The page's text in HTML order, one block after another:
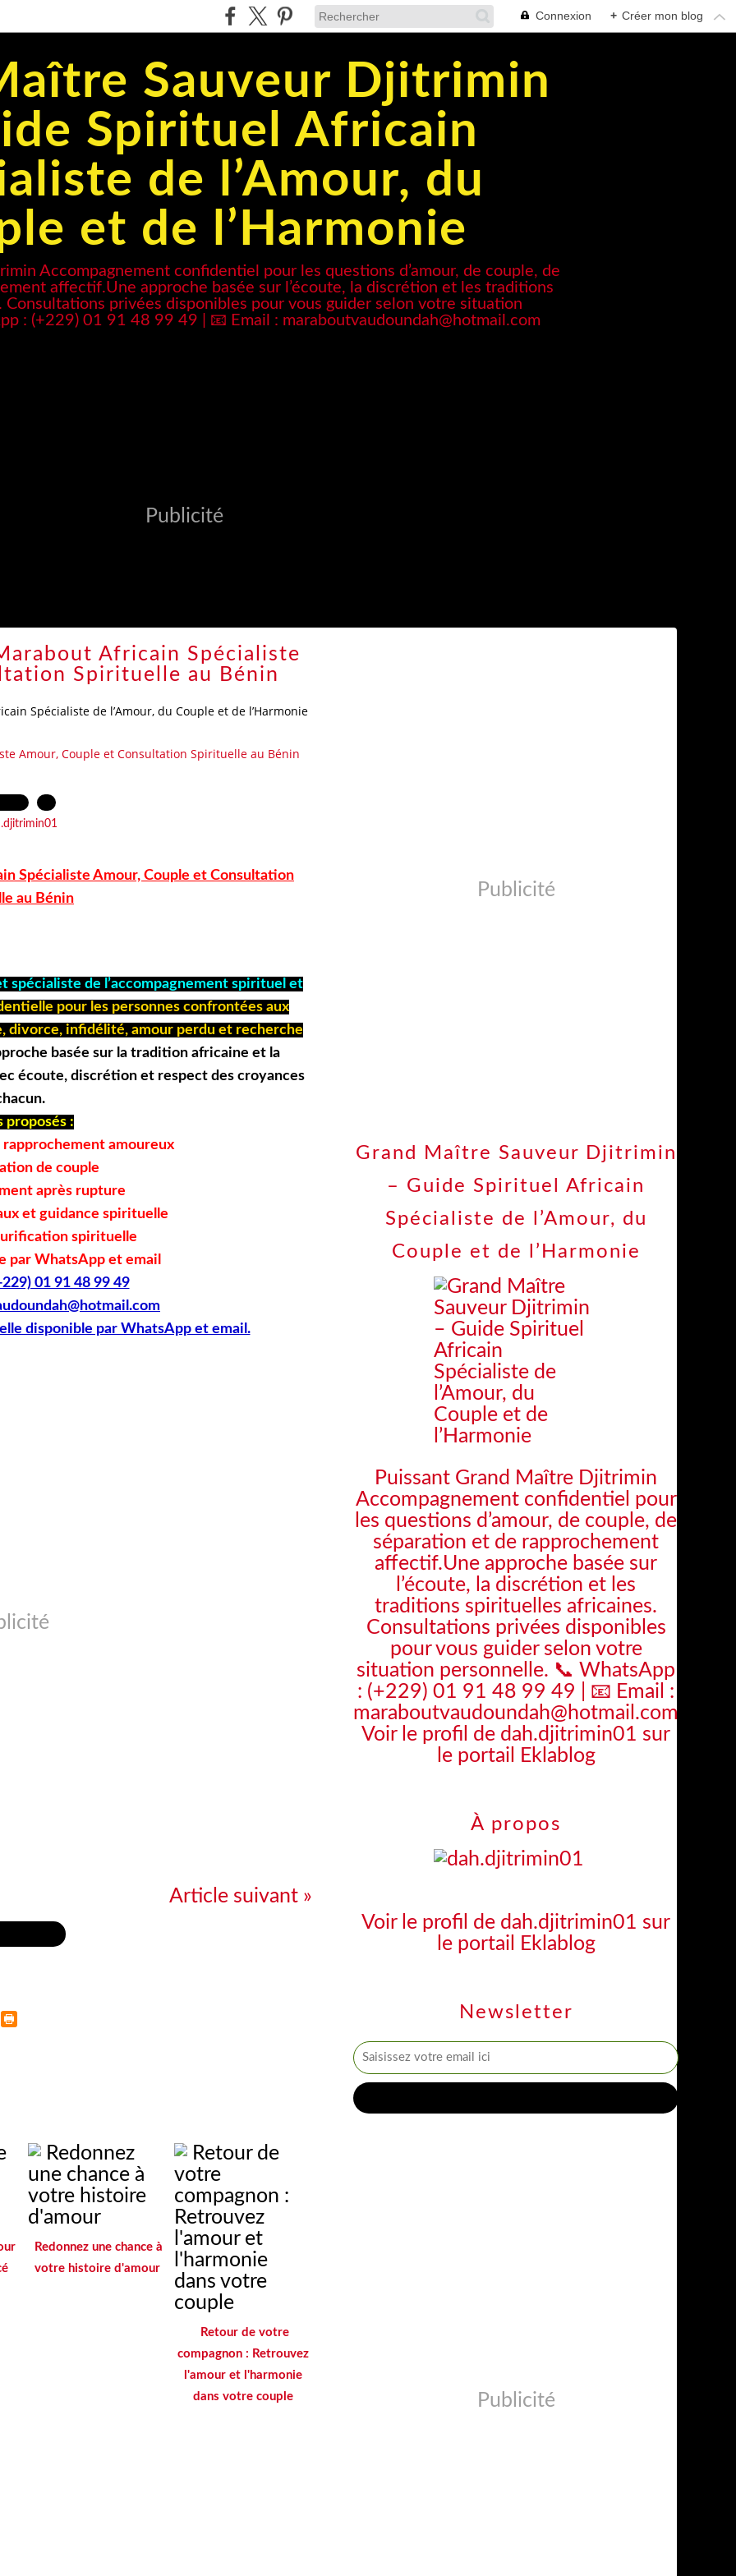
Connexion + Créer mon blog
Sauveur Djitrimin
Spirituel Africain
de l’Amour, du
et de l’Harmonie
Accompagnement confidentiel pour les questions d’amour, de couple, de
affectif.Une approche basée sur l’écoute, la discrétion et les traditions
privées disponibles pour vous guider selon votre situation
: (+229) 01 91 48 99 49 | 📧 Email : maraboutvaudoundah@hotmail.com
Publicité
Africain Spécialiste
Spirituelle au Bénin
Spécialiste de l’Amour, du Couple et de l’Harmonie
Amour, Couple et Consultation Spirituelle au Bénin
Spécialiste Amour, Couple et Consultation
au Bénin
de l’accompagnement spirituel et
pour les personnes confrontées aux
divorce, infidélité, amour perdu et recherche
basée sur la tradition africaine et la
écoute, discrétion et respect des croyances
proposés :
amoureux
de couple
après rupture
et guidance spirituelle
spirituelle
WhatsApp et email
01 91 48 99 49
disponible par WhatsApp et email.
Article suivant »
Redonnez une chance à
votre histoire d'amour
Retour de votre
compagnon : Retrouvez
l'amour et l'harmonie
dans votre couple
Newsletter
Publicité
Grand Maître Sauveur Djitrimin
– Guide Spirituel Africain
Spécialiste de l’Amour, du
Couple et de l’Harmonie
Puissant Grand Maître Djitrimin
Accompagnement confidentiel pour
les questions d’amour, de couple, de
séparation et de rapprochement
affectif.Une approche basée sur
l’écoute, la discrétion et les
traditions spirituelles africaines.
Consultations privées disponibles
pour vous guider selon votre
situation personnelle. 📞 WhatsApp
: (+229) 01 91 48 99 49 | 📧 Email :
maraboutvaudoundah@hotmail.com
Voir le profil de dah.djitrimin01 sur
le portail Eklablog
À propos
Voir le profil de dah.djitrimin01 sur
le portail Eklablog
Publicité